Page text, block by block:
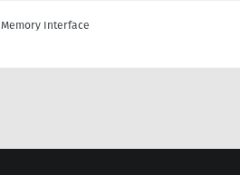
Memory Interface